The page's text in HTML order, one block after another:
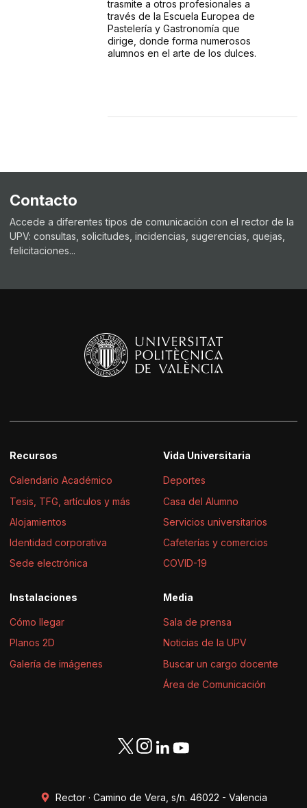
trasmite a otros profesionales a
través de la Escuela Europea de
Pastelería y Gastronomía que
dirige, donde forma numerosos
alumnos en el arte de los dulces.
Contacto
Accede a diferentes tipos de comunicación con el rector de la
UPV: consultas, solicitudes, incidencias, sugerencias, quejas,
felicitaciones...
Recursos
Calendario Académico
Tesis, TFG, artículos y más
Alojamientos
Identidad corporativa
Sede electrónica
Vida Universitaria
Deportes
Casa del Alumno
Servicios universitarios
Cafeterías y comercios
COVID-19
Instalaciones
Cómo llegar
Planos 2D
Galería de imágenes
Media
Sala de prensa
Noticias de la UPV
Buscar un cargo docente
Área de Comunicación
Rector · Camino de Vera, s/n. 46022 - Valencia